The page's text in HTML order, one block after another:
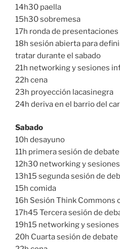
14h30 paella
15h30 sobremesa
17h ronda de presentaciones
18h sesión abierta para
tratar durante el sabado
21h networking y sesiones
22h cena
23h proyección lacasinegra
24h deriva en el barrio del
Sabado
10h desayuno
11h primera sesión de debate
12h30 networking y
13h15 segunda sesión de
15h comida
16h Sesión Think Commons
17h45 Tercera sesión de
19h15 networking y
20h Cuarta sesión de debate